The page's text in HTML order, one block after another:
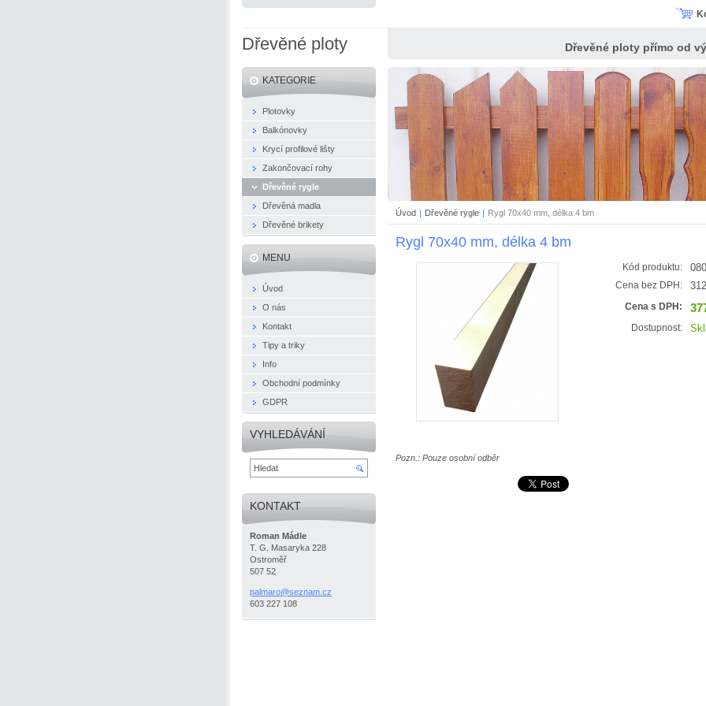
Dřevěné ploty Dřevěné ploty přímo od
Úvod | Dřevěné rygle | Rygl 70x40 mm, délka 4 bm
Rygl 70x40 mm, délka 4 bm
Kód produktu:
Cena bez DPH:
Cena s DPH:
Dostupnost:
Pozn.: Pouze osobní odběr
KATEGORIE
Plotovky
Balkónovky
Krycí profilové lišty
Zakončovací rohy
Dřevěné rygle
Dřevěná madla
Dřevěné brikety
MENU
Úvod
O nás
Kontakt
Tipy a triky
Info
Obchodní podmínky
GDPR
VYHLEDÁVÁNÍ
KONTAKT
Roman Mádle
T. G. Masaryka 228
Ostroměř
507 52
palmaro@seznam.cz
603 227 108